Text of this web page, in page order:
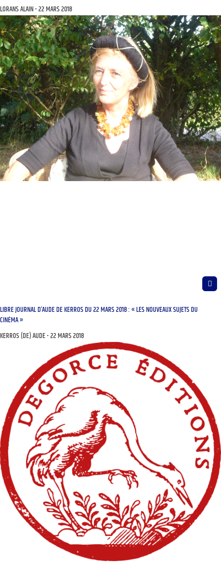
LORANS ALAIN 22 MARS 2018
LIBRE JOURNAL D’AUDE DE KERROS DU 22 MARS 2018 : « LES NOUVEAUX SUJETS DU
CINÉMA »
KERROS (DE) AUDE 22 MARS 2018